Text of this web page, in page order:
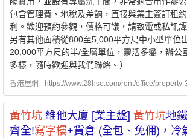
包含管理費、地稅及差餉，直接與業主簽訂租
利。歡迎預約參觀，價格可議，請致電或私訊
另有其他面積從800至5,000平方尺中小型單位
20,000平方尺的半/全層單位，靈活多變，辦公
多樣，隨時歡迎與我們聯絡。）
香港屋網 - https://www.28hse.com/rent/office/
黃竹坑 維他大廈 [業主盤] 黃竹坑地
齊全!寫字樓+貨倉 (全包、免佣)，冷